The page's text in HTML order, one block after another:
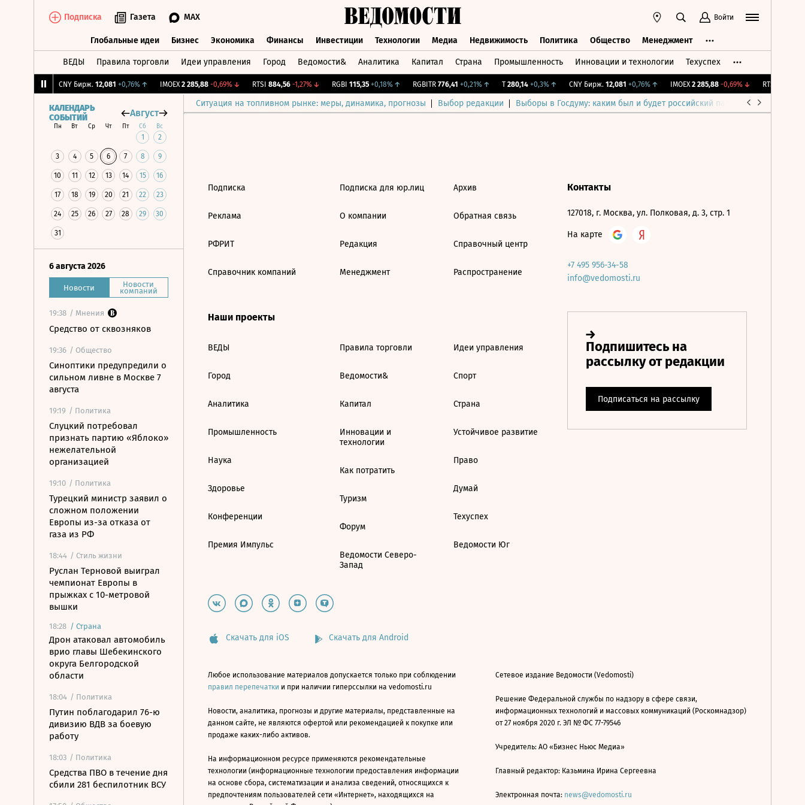
Подписка Газета MAX Войти
Глобальные идеи Бизнес Экономика Финансы Инвестиции Технологии Медиа Недвижимость Политика Общество Менеджмент
ВЕДЫ Правила торговли Идеи управления Город Ведомости& Аналитика Капитал Страна Промышленность Инновации и технологии Техуспех
CNY Бирж. 12,081 +0,76%↑ IMOEX 2 285,88 -0,69%↓ RTSI 884,56 -1,27%↓ RGBI 115,35 +0,18%↑ RGBITR 776,41 +0,21%↑ 280,14 +0,3%↑ CNY Бирж. 12,081 +0,76%↑ IMOEX 2 285,88 -0,69%↓ RTSI
Ситуация на топливном рынке: меры, динамика, прогнозы Выбор редакции Выборы в Госдуму: каким был и будет российский парламент
КАЛЕНДАРЬ
СОБЫТИЙ
Август
Пн Вт Ср Чт Пт Сб Вс
1 2
3 4 5 6 7 8 9
10 11 12 13 14 15 16
17 18 19 20 21 22 23
24 25 26 27 28 29 30
31
6 августа 2026
Новости Новости
компаний
19:38 / Мнения
Средство от сквозняков
19:36 / Общество
Синоптики предупредили о
сильном ливне в Москве 7
августа
19:19 / Политика
Слуцкий потребовал
признать партию «Яблоко»
нежелательной
организацией
19:10 / Политика
Турецкий министр заявил о
сложном положении
Европы из-за отказа от
газа из РФ
18:44 / Стиль жизни
Руслан Терновой выиграл
чемпионат Европы в
прыжках с 10-метровой
вышки
18:28 / Страна
Дрон атаковал автомобиль
врио главы Шебекинского
округа Белгородской
области
18:04 / Политика
Путин поблагодарил 76-ю
дивизию ВДВ за боевую
работу
18:03 / Политика
Средства ПВО в течение дня
сбили 281 беспилотник ВСУ
Подписка
Реклама
РФРИТ
Справочник компаний
Подписка для юр.лиц
О компании
Редакция
Менеджмент
Архив
Обратная связь
Справочный центр
Распространение
Наши проекты
ВЕДЫ
Город
Аналитика
Промышленность
Наука
Здоровье
Конференции
Премия Импульс
Правила торговли
Ведомости&
Капитал
Инновации и
технологии
Как потратить
Туризм
Форум
Ведомости Северо-
Запад
Идеи управления
Спорт
Страна
Устойчивое развитие
Право
Думай
Техуспех
Ведомости Юг
Контакты
127018, г. Москва, ул. Полковая, д. 3, стр. 1
На карте
+7 495 956-34-58
info@vedomosti.ru
Скачать для iOS Скачать для Android
Любое использование материалов допускается только при соблюдении
правил перепечатки и при наличии гиперссылки на vedomosti.ru
Новости, аналитика, прогнозы и другие материалы, представленные на
данном сайте, не являются офертой или рекомендацией к покупке или
продаже каких-либо активов.
На информационном ресурсе применяются рекомендательные
технологии (информационные технологии предоставления информации
на основе сбора, систематизации и анализа сведений, относящихся к
предпочтениям пользователей сети «Интернет», находящихся на
Сетевое издание Ведомости (Vedomosti)
Решение Федеральной службы по надзору в сфере связи,
информационных технологий и массовых коммуникаций (Роскомнадзор)
от 27 ноября 2020 г. ЭЛ № ФС 77-79546
Учредитель: АО «Бизнес Ньюс Медиа»
Главный редактор: Казьмина Ирина Сергеевна
Электронная почта: news@vedomosti.ru